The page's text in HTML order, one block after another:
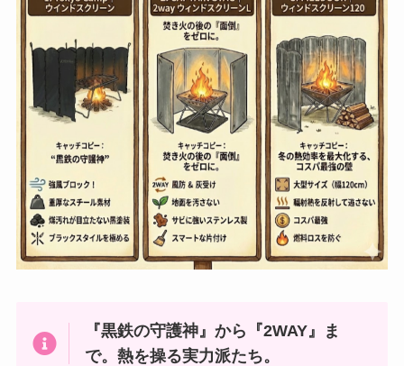
『黒鉄の守護神』から『2WAY』ま
で。熱を操る実力派たち。